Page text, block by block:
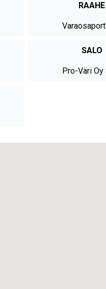
RAAHE
SALO
Pro-Väri Oy